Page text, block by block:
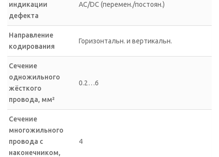
индикации
дефекта
AC/DC (перемен./постоян.)
Направление
кодирования
Горизонтальн. и вертикальн.
Сечение
одножильного
жёсткого
провода, мм²
0.2…6
Сечение
многожильного
провода с
наконечником,
4